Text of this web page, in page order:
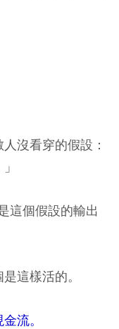
沒看穿的假設：
這個假設的輸出
這樣活的。
流。